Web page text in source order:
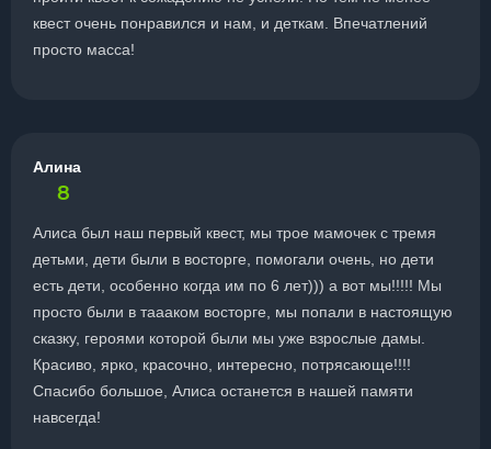
квест очень понравился и нам, и деткам. Впечатлений
просто масса!
Алина
8
Алиса был наш первый квест, мы трое мамочек с тремя
детьми, дети были в восторге, помогали очень, но дети
есть дети, особенно когда им по 6 лет))) а вот мы!!!!! Мы
просто были в таааком восторге, мы попали в настоящую
сказку, героями которой были мы уже взрослые дамы.
Красиво, ярко, красочно, интересно, потрясающе!!!!
Спасибо большое, Алиса останется в нашей памяти
навсегда!